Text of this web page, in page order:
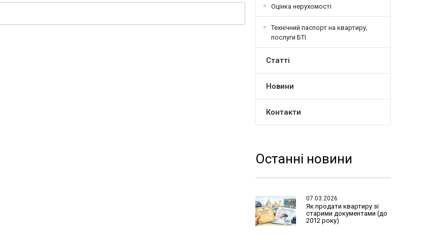
Оцінка нерухомості
Технічний паспорт на квартиру,
послуги БТІ
Статті
Новини
Контакти
Останні новини
07.03.2026
Як продати квартиру зі
старими документами (до
2012 року)